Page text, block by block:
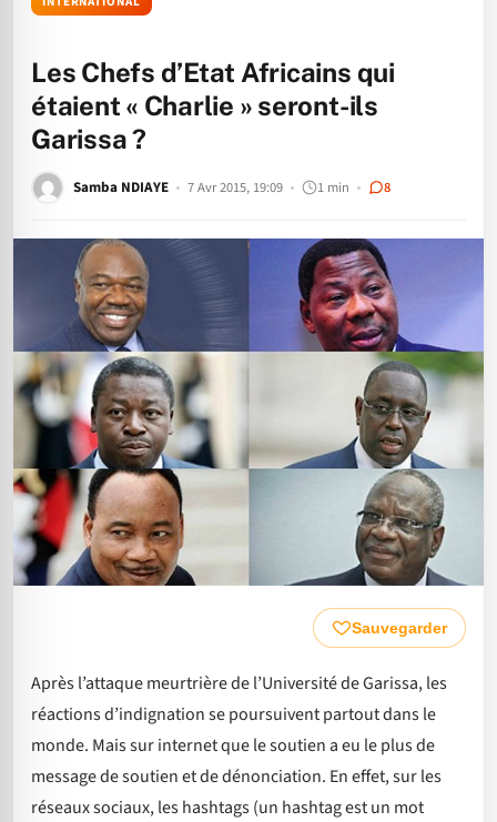
Les Chefs d’Etat Africains qui
étaient « Charlie » seront-ils
Garissa ?
Samba NDIAYE 7 Avr 2015, 19:09 1 min 8
Sauvegarder
Après l’attaque meurtrière de l’Université de Garissa, les
réactions d’indignation se poursuivent partout dans le
monde. Mais sur internet que le soutien a eu le plus de
message de soutien et de dénonciation. En effet, sur les
réseaux sociaux, les hashtags (un hashtag est un mot